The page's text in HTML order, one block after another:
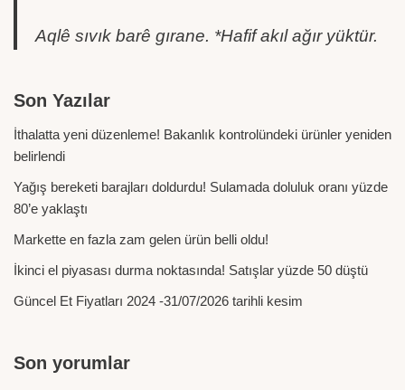
Aqlê sıvık barê gırane. *Hafif akıl ağır yüktür.
Son Yazılar
İthalatta yeni düzenleme! Bakanlık kontrolündeki ürünler yeniden
belirlendi
Yağış bereketi barajları doldurdu! Sulamada doluluk oranı yüzde
80’e yaklaştı
Markette en fazla zam gelen ürün belli oldu!
İkinci el piyasası durma noktasında! Satışlar yüzde 50 düştü
Güncel Et Fiyatları 2024 -31/07/2026 tarihli kesim
Son yorumlar